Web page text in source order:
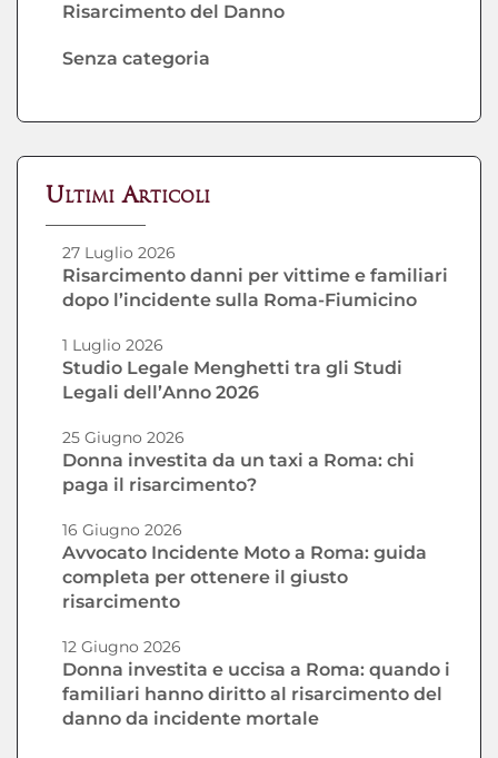
Risarcimento del Danno
Senza categoria
Ultimi Articoli
Risarcimento danni per vittime e familiari
dopo l’incidente sulla Roma-Fiumicino
27 Luglio 2026
Studio Legale Menghetti tra gli Studi
Legali dell’Anno 2026
1 Luglio 2026
Donna investita da un taxi a Roma: chi
paga il risarcimento?
25 Giugno 2026
Avvocato Incidente Moto a Roma: guida
completa per ottenere il giusto
risarcimento
16 Giugno 2026
Donna investita e uccisa a Roma: quando i
familiari hanno diritto al risarcimento del
danno da incidente mortale
12 Giugno 2026